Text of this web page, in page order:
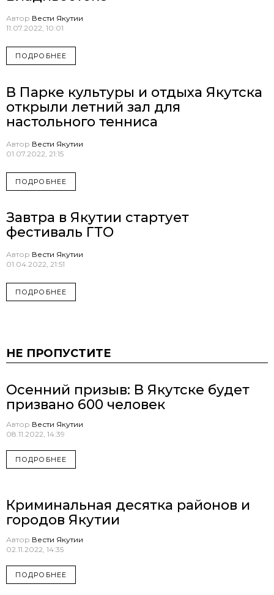
Автор Вести Якутии
11.07.2022, 10:01
ПОДРОБНЕЕ
В Парке культуры и отдыха Якутска
открыли летний зал для
настольного тенниса
Автор Вести Якутии
01.07.2022, 21:15
ПОДРОБНЕЕ
Завтра в Якутии стартует
фестиваль ГТО
Автор Вести Якутии
01.04.2022, 21:51
ПОДРОБНЕЕ
НЕ ПРОПУСТИТЕ
Осенний призыв: В Якутске будет
призвано 600 человек
Автор Вести Якутии
08.11.2022, 14:39
ПОДРОБНЕЕ
Криминальная десятка районов и
городов Якутии
Автор Вести Якутии
02.11.2022, 14:35
ПОДРОБНЕЕ